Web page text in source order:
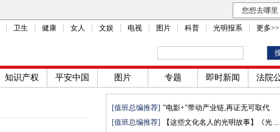
您想去哪里
卫生 健康 女人 文娱 电视 图片 科普 光明报系 更多>>
知识产权 平安中国 图片 专题 即时新闻 法院
[值班总编推荐] "电影+"带动产业链,再证无可取代
[值班总编推荐]
【这些文化名人的光明故事】《光 ...